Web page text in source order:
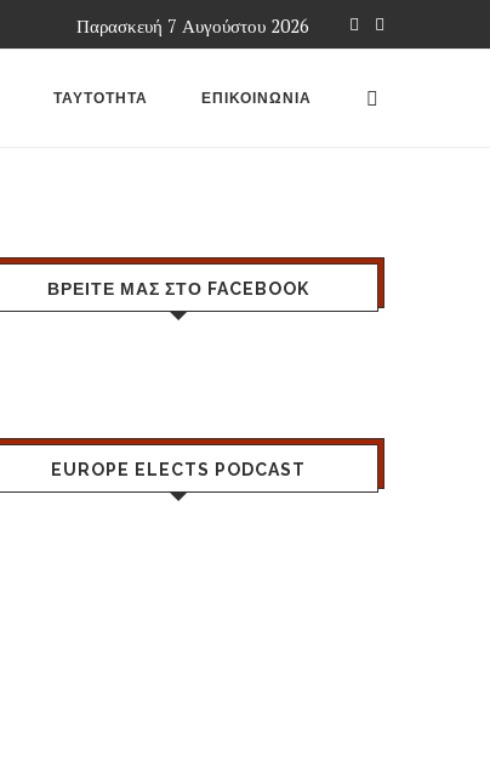
Παρασκευή 7 Αυγούστου 2026
ΤΑΥΤΟΤΗΤΑ ΕΠΙΚΟΙΝΩΝΙΑ
ΒΡΕΙΤΕ ΜΑΣ ΣΤΟ FACEBOOK
EUROPE ELECTS PODCAST